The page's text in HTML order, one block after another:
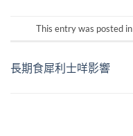
This entry was posted in
長期食犀利士咩影響